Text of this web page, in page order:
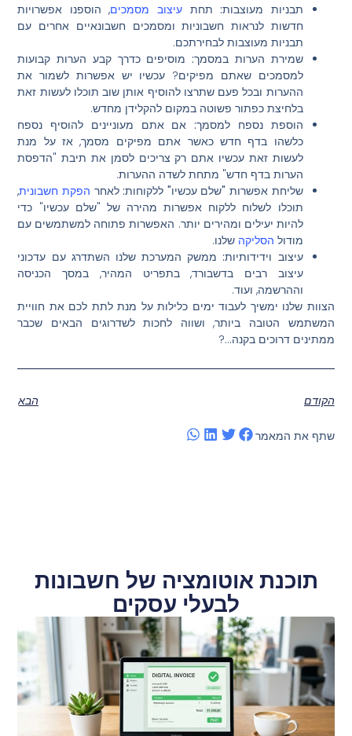
תבניות מעוצבות: תחת עיצוב מסמכים, הוספנו אפשרויות
חדשות לנראות חשבוניות ומסמכים חשבונאיים אחרים עם
תבניות מעוצבות לבחירתכם.
שמירת הערות במסמך: מוסיפים כדרך קבע הערות קבועות
למסמכים שאתם מפיקים? עכשיו יש אפשרות לשמור את
ההערות ובכל פעם שתרצו להוסיף אותן שוב תוכלו לעשות זאת
בלחיצת כפתור פשוטה במקום להקלידן מחדש.
הוספת נספח למסמך: אם אתם מעוניינים להוסיף נספח
כלשהו בדף חדש כאשר אתם מפיקים מסמך, אז על מנת
לעשות זאת עכשיו אתם רק צריכים לסמן את תיבת "הדפסת
הערות בדף חדש" מתחת לשדה ההערות.
שליחת אפשרות "שלם עכשיו" ללקוחות: לאחר הפקת חשבונית,
תוכלו לשלוח ללקוח אפשרות מהירה של "שלם עכשיו" כדי
להיות יעילים ומהירים יותר. האפשרות פתוחה למשתמשים עם
מודול הסליקה שלנו.
עיצוב וידידותיות: ממשק המערכת שלנו השתדרג עם עדכוני
עיצוב רבים בדשבורד, בתפריט המהיר, במסך הכניסה
וההרשמה, ועוד.
הצוות שלנו ימשיך לעבוד ימים כלילות על מנת לתת לכם את חוויית
המשתמש הטובה ביותר, ושווה לחכות לשדרוגים הבאים שכבר
ממתינים דרוכים בקנה…?
הקודם הבא
שתף את המאמר
תוכנת אוטומציה של חשבונות
לבעלי עסקים